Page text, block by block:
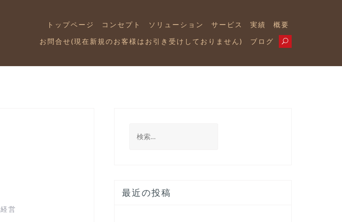
トップページ コンセプト ソリューション サービス 実績
概要
お問合せ(現在新規のお客様はお引き受けしておりません)
ブログ
経営
索:
最近の投稿